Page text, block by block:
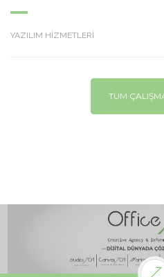
YAZILIM HİZMETLERİ
TÜM